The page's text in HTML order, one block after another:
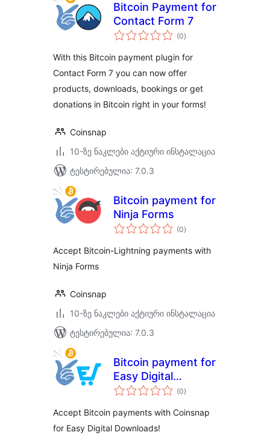
Bitcoin Payment for
Contact Form 7
(0საერთო
რეიტინგი
)
With this Bitcoin payment plugin for
Contact Form 7 you can now offer
products, downloads, bookings or get
donations in Bitcoin right in your forms!
Coinsnap
10-ზე ნაკლები აქტიური ინსტალაცია
ტესტირებულია: 7.0.3
Bitcoin payment for
Ninja Forms
(0საერთო
რეიტინგი
)
Accept Bitcoin-Lightning payments with
Ninja Forms
Coinsnap
10-ზე ნაკლები აქტიური ინსტალაცია
ტესტირებულია: 7.0.3
Bitcoin payment for
Easy Digital
Downloads
(0საერთო
რეიტინგი
)
Accept Bitcoin payments with Coinsnap
for Easy Digital Downloads!